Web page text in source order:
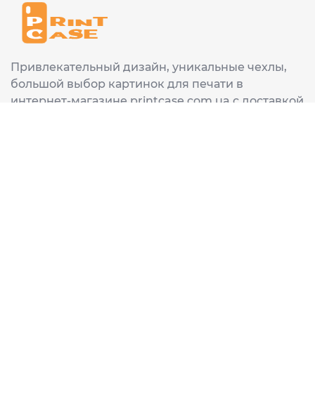
Привлекательный дизайн, уникальные чехлы,
большой выбор картинок для печати в
интернет-магазине printcase.com.ua с доставкой